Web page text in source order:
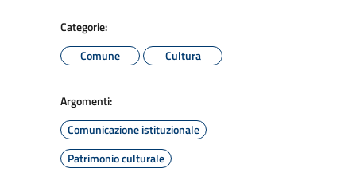
Categorie:
Comune
Cultura
Argomenti:
Comunicazione istituzionale
Patrimonio culturale